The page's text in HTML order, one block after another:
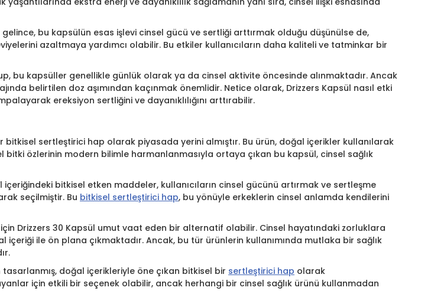
bu kapsülün esas işlevi cinsel gücü ve sertliği arttırmak olduğu düşünülse de,
azaltmaya yardımcı olabilir. Bu etkiler kullanıcıların daha kaliteli ve tatminkar bir
bu kapsüller genellikle günlük olarak ya da cinsel aktivite öncesinde alınmaktadır. Ancak
belirtilen doz aşımından kaçınmak önemlidir. Netice olarak, Drizzers Kapsül nasıl etki
ereksiyon sertliğini ve dayanıklılığını arttırabilir.
sertleştirici hap olarak piyasada yerini almıştır. Bu ürün, doğal içerikler kullanılarak
özlerinin modern bilimle harmanlanmasıyla ortaya çıkan bu kapsül, cinsel sağlık
bitkisel etken maddeler, kullanıcıların cinsel gücünü artırmak ve sertleşme
seçilmiştir. Bu bitkisel sertleştirici hap, bu yönüyle erkeklerin cinsel anlamda kendilerini
Drizzers 30 Kapsül umut vaat eden bir alternatif olabilir. Cinsel hayatındaki zorluklara
ile ön plana çıkmaktadır. Ancak, bu tür ürünlerin kullanımında mutlaka bir sağlık
doğal içerikleriyle öne çıkan bitkisel bir sertleştirici hap olarak
için etkili bir seçenek olabilir, ancak herhangi bir cinsel sağlık ürünü kullanmadan